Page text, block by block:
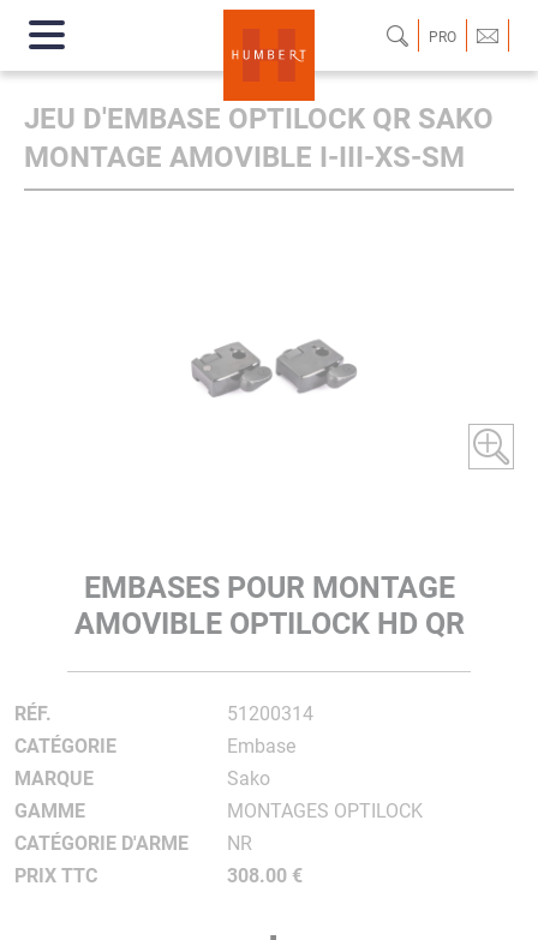
PRO
JEU D'EMBASE OPTILOCK QR SAKO
MONTAGE AMOVIBLE I-III-XS-SM
EMBASES POUR MONTAGE
AMOVIBLE OPTILOCK HD QR
RÉF.
51200314
CATÉGORIE
Embase
MARQUE
Sako
GAMME
MONTAGES OPTILOCK
CATÉGORIE D'ARME
NR
PRIX TTC
308.00 €